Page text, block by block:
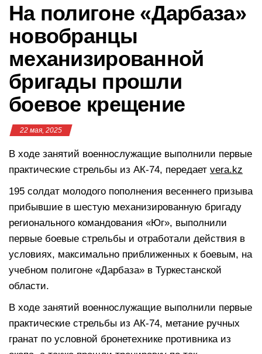
На полигоне «Дарбаза»
новобранцы
механизированной
бригады прошли
боевое крещение
22 мая, 2025
В ходе занятий военнослужащие выполнили первые
практические стрельбы из АК-74, передает vera.kz
195 солдат молодого пополнения весеннего призыва
прибывшие в шестую механизированную бригаду
регионального командования «Юг», выполнили
первые боевые стрельбы и отработали действия в
условиях, максимально приближенных к боевым, на
учебном полигоне «Дарбаза» в Туркестанской
области.
В ходе занятий военнослужащие выполнили первые
практические стрельбы из АК-74, метание ручных
гранат по условной бронетехнике противника из